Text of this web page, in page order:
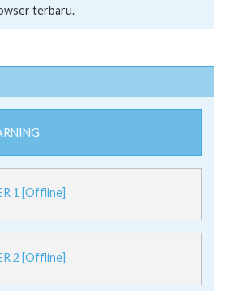
terbaru.
1 [Offline]
2 [Offline]